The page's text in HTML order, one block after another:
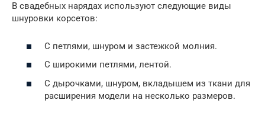
В свадебных нарядах используют следующие виды
шнуровки корсетов:
С петлями, шнуром и застежкой молния.
С широкими петлями, лентой.
С дырочками, шнуром, вкладышем из ткани для
расширения модели на несколько размеров.